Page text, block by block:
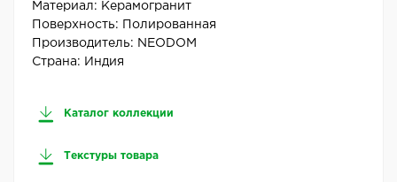
Материал: Керамогранит
Поверхность:
Полированная
Производитель: NEODOM
Страна: Индия
Каталог коллекции
Текстуры товара